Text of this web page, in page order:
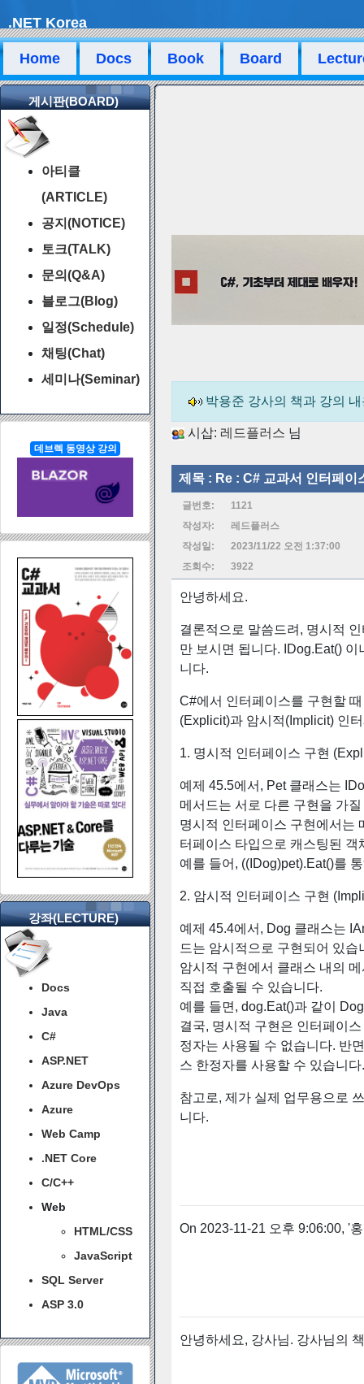
.NET Korea
Home Docs Book Board
게시판(BOARD)
아티클
(ARTICLE)
공지(NOTICE)
토크(TALK)
문의(Q&A)
블로그(Blog)
일정(Schedule)
채팅(Chat)
세미나(Seminar)
데브렉 동영상 강의
강좌(LECTURE)
Docs
Java
C#
ASP.NET
Azure DevOps
Azure
Web Camp
.NET Core
C/C++
Web
HTML/CSS
JavaScript
SQL Server
ASP 3.0
박용준 강사의 책과 강의
시삽: 레드플러스 님
제목 : Re : C# 교과서 인터페이
글번호:
1121
작성자:
레드플러스
작성일:
2023/11/22 오전 1:37:00
조회수:
3922
안녕하세요.
결론적으로 말씀드려, 명시적
만 보시면 됩니다. IDog.Eat()
니다.
C#에서 인터페이스를 구현할
(Explicit)과 암시적(Implicit) 인
1. 명시적 인터페이스 구현
예제 45.5에서, Pet 클래스는
메서드는 서로 다른 구현을 가
명시적 인터페이스 구현에서는
터페이스 타입으로 캐스팅된
예를 들어, ((IDog)pet).Eat()를
2. 암시적 인터페이스 구현
예제 45.4에서, Dog 클래스는
드는 암시적으로 구현되어 있습
암시적 구현에서 클래스 내의
직접 호출될 수 있습니다.
예를 들면, dog.Eat()과 같이
결국, 명시적 구현은 인터페이
정자는 사용될 수 없습니다. 반
스 한정자를 사용할 수 있습니다.
참고로, 제가 실제 업무용으로
니다.
On 2023-11-21 오후 9:06:00, '
안녕하세요, 강사님. 강사님의